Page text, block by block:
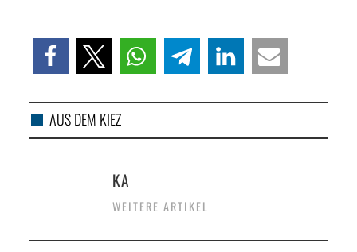
AUS DEM KIEZ
KA
WEITERE ARTIKEL